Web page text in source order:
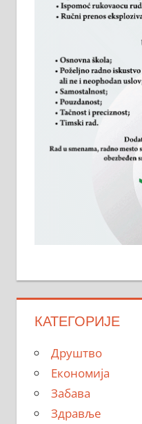
КАТЕГОРИЈЕ
Друштво
Економија
Забава
Здравље